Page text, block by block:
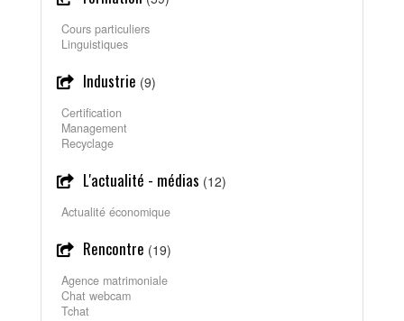
Cours particuliers
Linguistiques
Industrie (9)
Certification
Management
Recyclage
L'actualité - médias (12)
Actualité économique
Rencontre (19)
Agence matrimoniale
Chat webcam
Tchat